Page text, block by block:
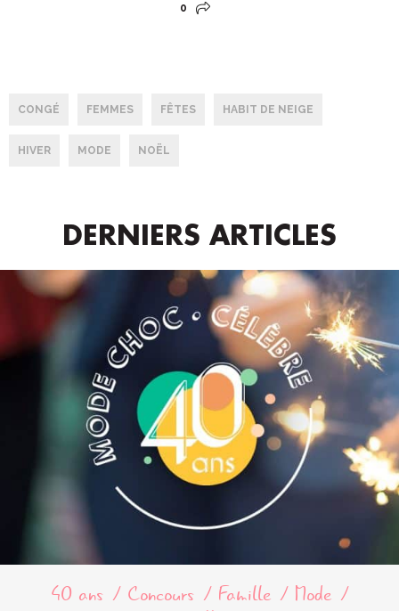
0
CONGÉ FEMMES FÊTES HABIT DE NEIGE
HIVER MODE NOËL
DERNIERS ARTICLES
40 ans Concours Famille
Mode